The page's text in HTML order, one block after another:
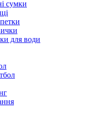
сумки
для води